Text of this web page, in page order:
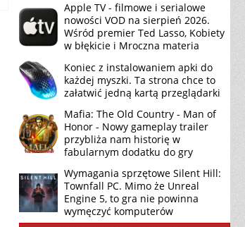
Apple TV - filmowe i serialowe
nowości VOD na sierpień 2026.
Wśród premier Ted Lasso, Kobiety
w błękicie i Mroczna materia
Koniec z instalowaniem apki do
każdej myszki. Ta strona chce to
załatwić jedną kartą przeglądarki
Mafia: The Old Country - Man of
Honor - Nowy gameplay trailer
przybliża nam historię w
fabularnym dodatku do gry
Wymagania sprzętowe Silent Hill:
Townfall PC. Mimo że Unreal
Engine 5, to gra nie powinna
wymęczyć komputerów